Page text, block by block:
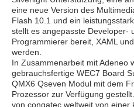
eine neue Version des
Flash 10.1 und ein
stellt es angepasste Developer-
Programmierer bereit, XAML
werden.
In Zusammenarbeit mit Adeneo
gebrauchsfertige WEC7 Board
QMX6 Qseven Modul mit dem
Prozessor zur Verfügung
von congatec weltweit von einer